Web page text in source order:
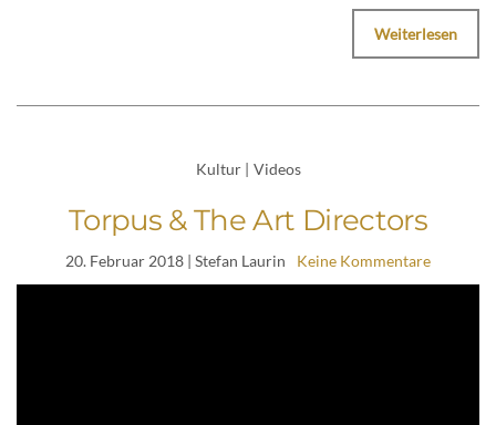
Weiterlesen
Kultur | Videos
Torpus & The Art Directors
20. Februar 2018 | Stefan Laurin Keine Kommentare